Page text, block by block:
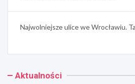
Najwolniejsze ulice we Wrocławiu.
Aktualności